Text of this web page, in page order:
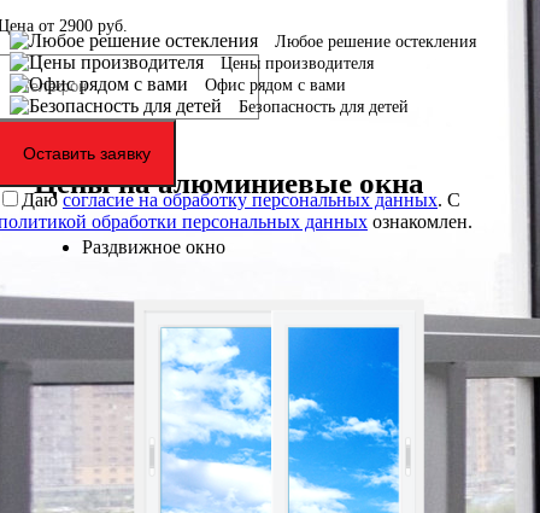
от 2900 руб.
Оставить заявку
Даюсогласие на обработку персональных данных. С
обработки персональных данных ознакомлен.
Любое решение остекления
Цены производителя
Офис рядом с вами
Безопасность для детей
Цены на алюминиевые окна
Раздвижное окно